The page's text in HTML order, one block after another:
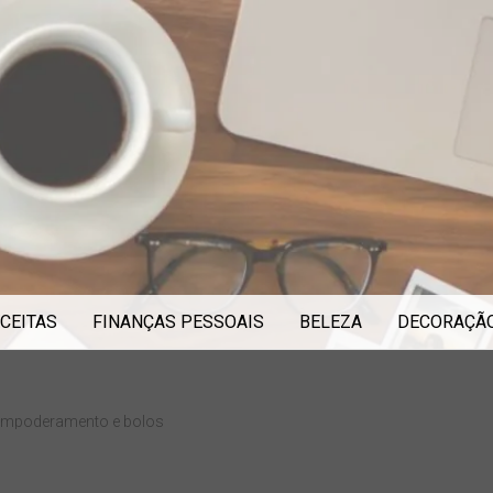
FINANÇAS PESSOAIS BELEZA
e bolos